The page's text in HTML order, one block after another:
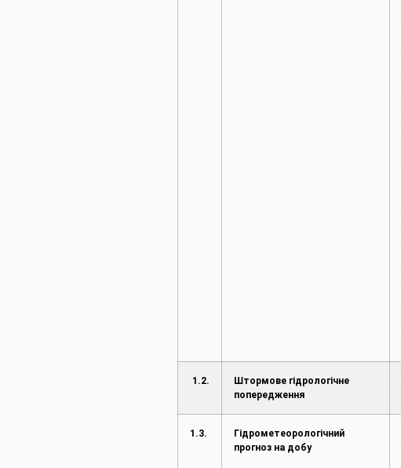
1.2.
Штормове гідрологічне
попередження
1.3.
Гідрометеорологічний
прогноз на добу